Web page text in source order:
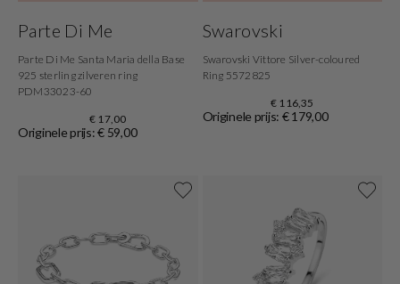
Parte Di Me
Parte Di Me Santa Maria della Base
925 sterling zilveren ring
PDM33023-60
€ 17,00
Originele prijs: € 59,00
Swarovski
Swarovski Vittore Silver-coloured
Ring 5572825
€ 116,35
Originele prijs: € 179,00